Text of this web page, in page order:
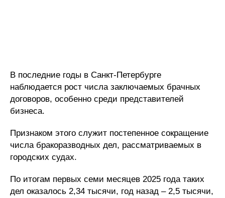
В последние годы в Санкт-Петербурге
наблюдается рост числа заключаемых брачных
договоров, особенно среди представителей
бизнеса.
Признаком этого служит постепенное сокращение
числа бракоразводных дел, рассматриваемых в
городских судах.
По итогам первых семи месяцев 2025 года таких
дел оказалось 2,34 тысячи, год назад – 2,5 тысячи,